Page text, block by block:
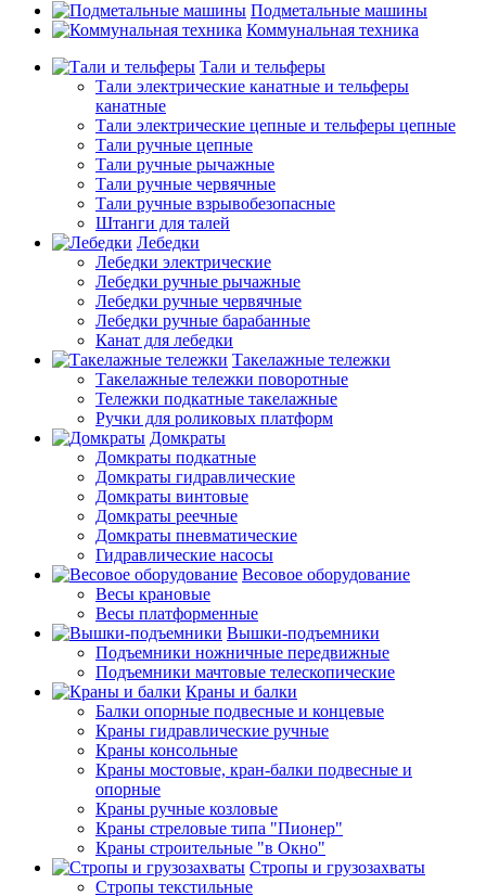
Подметальные машины
Коммунальная техника
Тали и тельферы
Тали электрические канатные и тельферы
канатные
Тали электрические цепные и тельферы цепные
Тали ручные цепные
Тали ручные рычажные
Тали ручные червячные
Тали ручные взрывобезопасные
Штанги для талей
Лебедки
Лебедки электрические
Лебедки ручные рычажные
Лебедки ручные червячные
Лебедки ручные барабанные
Канат для лебедки
Такелажные тележки
Такелажные тележки поворотные
Тележки подкатные такелажные
Ручки для роликовых платформ
Домкраты
Домкраты подкатные
Домкраты гидравлические
Домкраты винтовые
Домкраты реечные
Домкраты пневматические
Гидравлические насосы
Весовое оборудование
Весы крановые
Весы платформенные
Вышки-подъемники
Подъемники ножничные передвижные
Подъемники мачтовые телескопические
Краны и балки
Балки опорные подвесные и концевые
Краны гидравлические ручные
Краны консольные
Краны мостовые, кран-балки подвесные и
опорные
Краны ручные козловые
Краны стреловые типа "Пионер"
Краны строительные "в Окно"
Стропы и грузозахваты
Стропы текстильные